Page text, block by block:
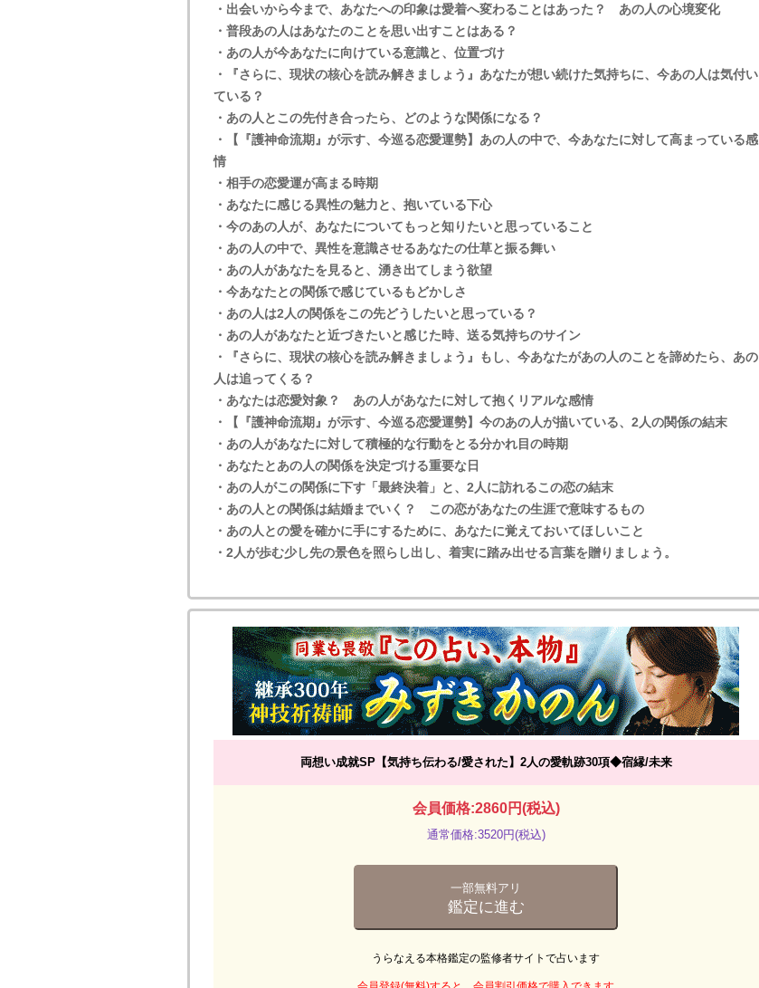
・出会いから今まで、あなたへの印象は愛着へ変わることはあった？ あの人の心境変化
・普段あの人はあなたのことを思い出すことはある？
・あの人が今あなたに向けている意識と、位置づけ
・『さらに、現状の核心を読み解きましょう』あなたが想い続けた気持ちに、今あの人は気付い
ている？
・あの人とこの先付き合ったら、どのような関係になる？
・【『護神命流期』が示す、今巡る恋愛運勢】あの人の中で、今あなたに対して高まっている感
情
・相手の恋愛運が高まる時期
・あなたに感じる異性の魅力と、抱いている下心
・今のあの人が、あなたについてもっと知りたいと思っていること
・あの人の中で、異性を意識させるあなたの仕草と振る舞い
・あの人があなたを見ると、湧き出てしまう欲望
・今あなたとの関係で感じているもどかしさ
・あの人は2人の関係をこの先どうしたいと思っている？
・あの人があなたと近づきたいと感じた時、送る気持ちのサイン
・『さらに、現状の核心を読み解きましょう』もし、今あなたがあの人のことを諦めたら、あの
人は追ってくる？
・あなたは恋愛対象？ あの人があなたに対して抱くリアルな感情
・【『護神命流期』が示す、今巡る恋愛運勢】今のあの人が描いている、2人の関係の結末
・あの人があなたに対して積極的な行動をとる分かれ目の時期
・あなたとあの人の関係を決定づける重要な日
・あの人がこの関係に下す「最終決着」と、2人に訪れるこの恋の結末
・あの人との関係は結婚までいく？ この恋があなたの生涯で意味するもの
・あの人との愛を確かに手にするために、あなたに覚えておいてほしいこと
・2人が歩む少し先の景色を照らし出し、着実に踏み出せる言葉を贈りましょう。
両想い成就SP【気持ち伝わる/愛された】2人の愛軌跡30項◆宿縁/未来
会員価格:2860円(税込)
通常価格:3520円(税込)
一部無料アリ
鑑定に進む
うらなえる本格鑑定の監修者サイトで占います